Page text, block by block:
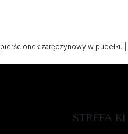
pierścionek zaręczynowy w pudełku
STREFA